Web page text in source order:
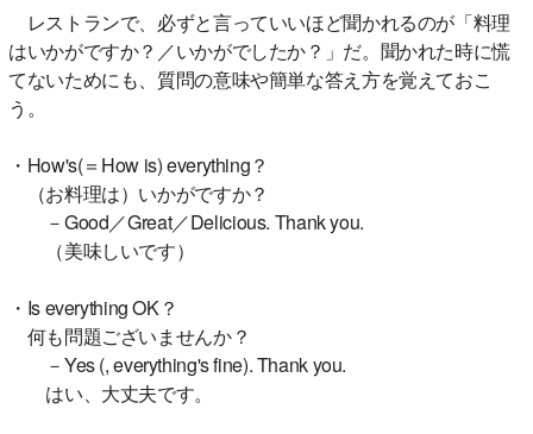
レストランで、必ずと言っていいほど聞かれるのが「料理
はいかがですか？／いかがでしたか？」だ。聞かれた時に慌
てないためにも、質問の意味や簡単な答え方を覚えておこ
う。
・How's(＝How is) everything？
（お料理は）いかがですか？
－Good／Great／Delicious. Thank you.
（美味しいです）
・Is everything OK？
何も問題ございませんか？
－Yes (, everything's fine). Thank you.
はい、大丈夫です。